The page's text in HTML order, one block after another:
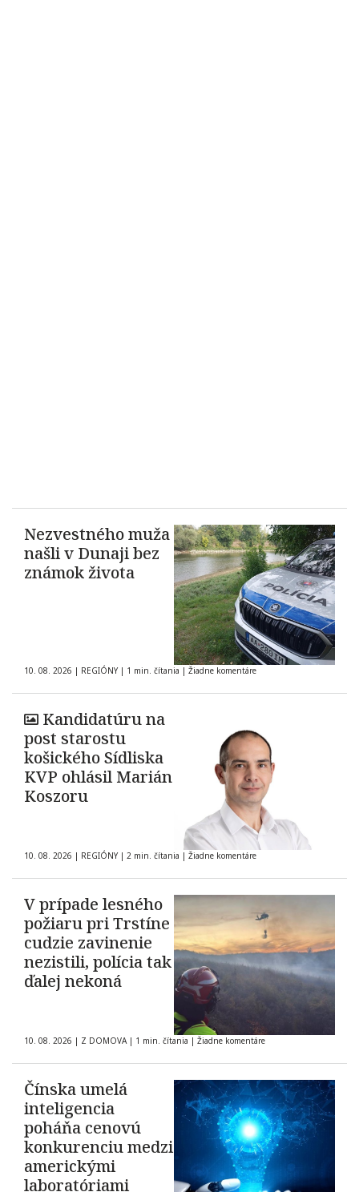
Nezvestného muža
našli v Dunaji bez
známok života
10. 08. 2026 | REGIÓNY | 1 min. čítania | Žiadne komentáre
Kandidatúru na
post starostu
košického Sídliska
KVP ohlásil Marián
Koszoru
10. 08. 2026 | REGIÓNY | 2 min. čítania | Žiadne komentáre
V prípade lesného
požiaru pri Trstíne
cudzie zavinenie
nezistili, polícia tak
ďalej nekoná
10. 08. 2026 | Z DOMOVA | 1 min. čítania | Žiadne komentáre
Čínska umelá
inteligencia
poháňa cenovú
konkurenciu medzi
americkými
laboratóriami